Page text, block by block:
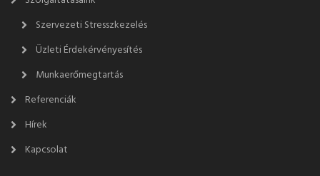
Szervezeti Stresszkezelés
Üzleti Érdekérvényesítés
Munkaerőmegtartás
Referenciák
Hírek
Kapcsolat